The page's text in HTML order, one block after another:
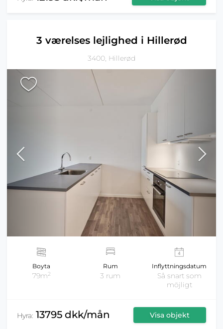
3 værelses lejlighed i Hillerød
3400, Hillerød
Boyta
79m2
Rum
3 rum
Inflyttningsdatum
Så snart som
möjligt
Hyra: 13795 dkk/mån Visa objekt